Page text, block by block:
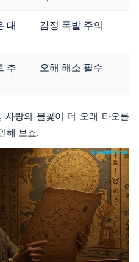
대
감정 폭발 주의
추
오해 해소 필수
사랑의 불꽃이 더 오래 타오를
해 보죠.